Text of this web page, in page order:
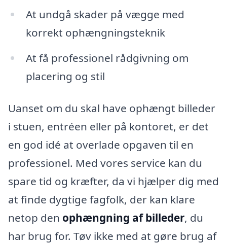
At undgå skader på vægge med
korrekt ophængningsteknik
At få professionel rådgivning om
placering og stil
Uanset om du skal have ophængt billeder
i stuen, entréen eller på kontoret, er det
en god idé at overlade opgaven til en
professionel. Med vores service kan du
spare tid og kræfter, da vi hjælper dig med
at finde dygtige fagfolk, der kan klare
netop den ophængning af billeder, du
har brug for. Tøv ikke med at gøre brug af